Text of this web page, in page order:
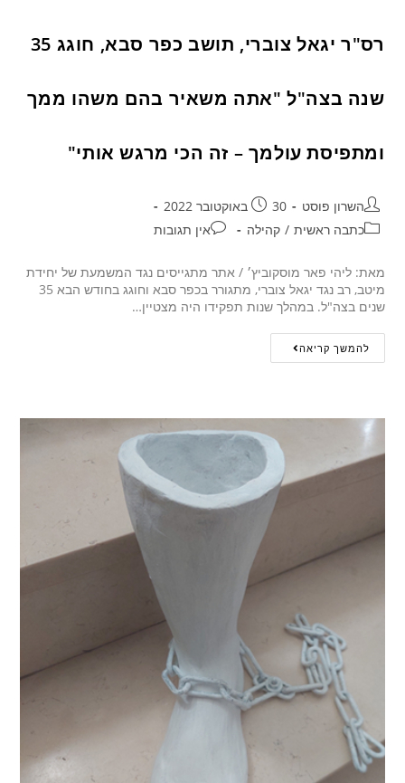
רס"ר יגאל צוברי, תושב כפר סבא, חוגג 35
שנה בצה"ל "אתה משאיר בהם משהו ממך
ומתפיסת עולמך – זה הכי מרגש אותי"
השרון פוסט
30 באוקטובר 2022
כתבה ראשית / קהילה אין תגובות
מאת: ליהי פאר מוסקוביץ׳ / אתר מתגייסים נגד המשמעת של יחידת
מיטב, רב נגד יגאל צוברי, מתגורר בכפר סבא וחוגג בחודש הבא 35
שנים בצה"ל. במהלך שנות תפקידו היה מצטיין…
להמשך קריאה